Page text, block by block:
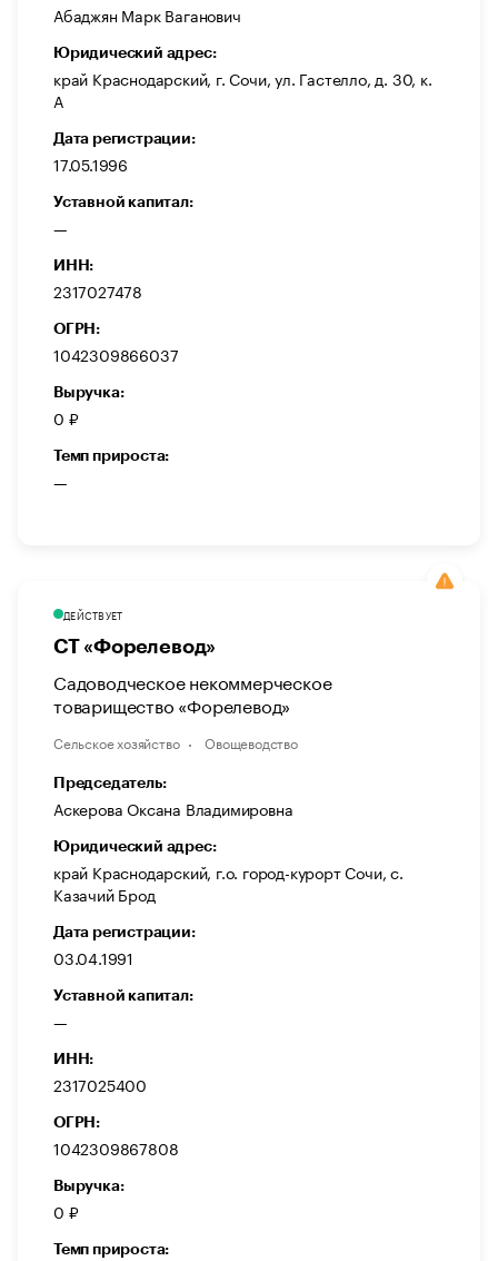
Абаджян Марк Ваганович
Юридический адрес:
край Краснодарский, г. Сочи, ул. Гастелло, д. 30, к.
А
Дата регистрации:
17.05.1996
Уставной капитал:
—
ИНН:
2317027478
ОГРН:
1042309866037
Выручка:
0 ₽
Темп прироста:
—
ДЕЙСТВУЕТ
СТ «Форелевод»
Садоводческое некоммерческое
товарищество «Форелевод»
Сельское хозяйство Овощеводство
Председатель:
Аскерова Оксана Владимировна
Юридический адрес:
край Краснодарский, г.о. город-курорт Сочи, с.
Казачий Брод
Дата регистрации:
03.04.1991
Уставной капитал:
—
ИНН:
2317025400
ОГРН:
1042309867808
Выручка:
0 ₽
Темп прироста: